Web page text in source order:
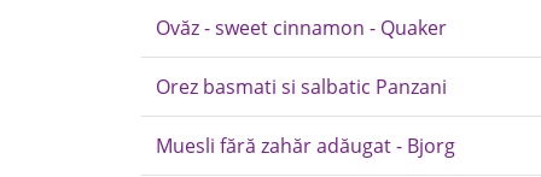
Ovăz - sweet cinnamon - Quaker
Orez basmati si salbatic Panzani
Muesli fără zahăr adăugat - Bjorg